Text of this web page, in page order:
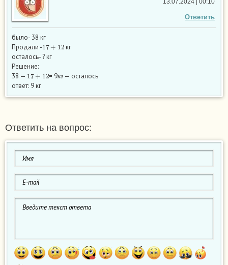
Ответить
13.07.2024 | 00:10
было- 38 кг
Продали -17 12
кг
осталось- ? кг
Решение:
38 — 17 12 = 9
— осталось
ответ: 9 кг
Ответить на вопрос: